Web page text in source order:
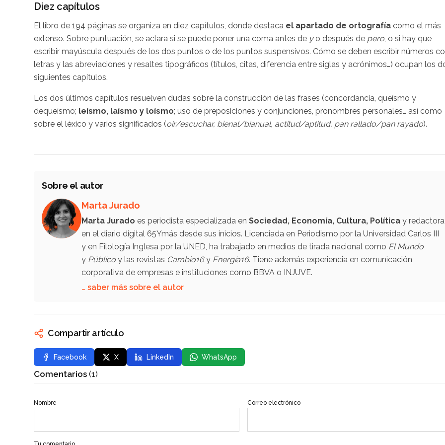
Diez capítulos
El libro de 194 páginas se organiza en diez capítulos, donde destaca el apartado de ortografía como el más
extenso. Sobre puntuación, se aclara si se puede poner una coma antes de yo después de pero , o si hay que
escribir mayúscula después de los dos puntos o de los puntos suspensivos. Cómo se deben escribir números
letras y las abreviaciones y resaltes tipográficos (títulos, citas, diferencia entre siglas y acrónimos…) ocupan los
siguientes capítulos.
Los dos últimos capítulos resuelven dudas sobre la construcción de las frases (concordancia, queísmo y
dequeísmo; leísmo, laísmo y loísmo; uso de preposiciones y conjunciones, pronombres personales… así como
sobre el léxico y varios significados (oír/escuchar, bienal/bianual, actitud/aptitud, pan rallado/pan rayado).
Sobre el autor
Marta Jurado
Marta Jurado es periodista especializada en Sociedad, Economía, Cultura, Política y redactora
en el diario digital 65Ymás desde sus inicios. Licenciada en Periodismo por la Universidad Carlos III
y en Filología Inglesa por la UNED, ha trabajado en medios de tirada nacional como El Mundo
y Público y las revistas Cambio16y Energía16. Tiene además experiencia en comunicación
corporativa de empresas e instituciones como BBVA o INJUVE.
… saber más sobre el autor
Compartir artículo
Facebook X LinkedIn WhatsApp
Comentarios (1)
Nombre Correo electrónico